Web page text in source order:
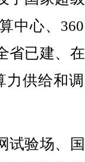
中心、
省已建、
力供给和
验场、